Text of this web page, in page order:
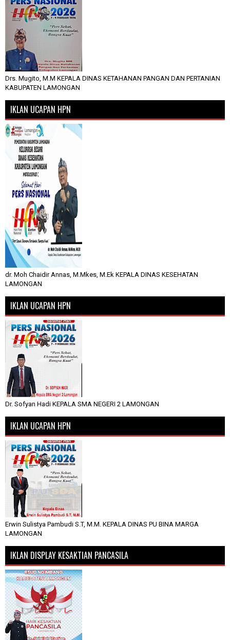
Drs. Mugito, M.M KEPALA DINAS KETAHANAN PANGAN DAN PERTANIAN
KABUPATEN LAMONGAN
IKLAN UCAPAN HPN
dr. Moh Chaidir Annas, M.Mkes, M.Ek KEPALA DINAS KESEHATAN
LAMONGAN
IKLAN UCAPAN HPN
Dr. Sofyan Hadi KEPALA SMA NEGERI 2 LAMONGAN
IKLAN UCAPAN HPN
Erwin Sulistya Pambudi S.T, M.M. KEPALA DINAS PU BINA MARGA
LAMONGAN
IKLAN DISPLAY KESAKTIAN PANCASILA